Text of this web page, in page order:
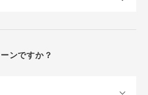
ンですか？